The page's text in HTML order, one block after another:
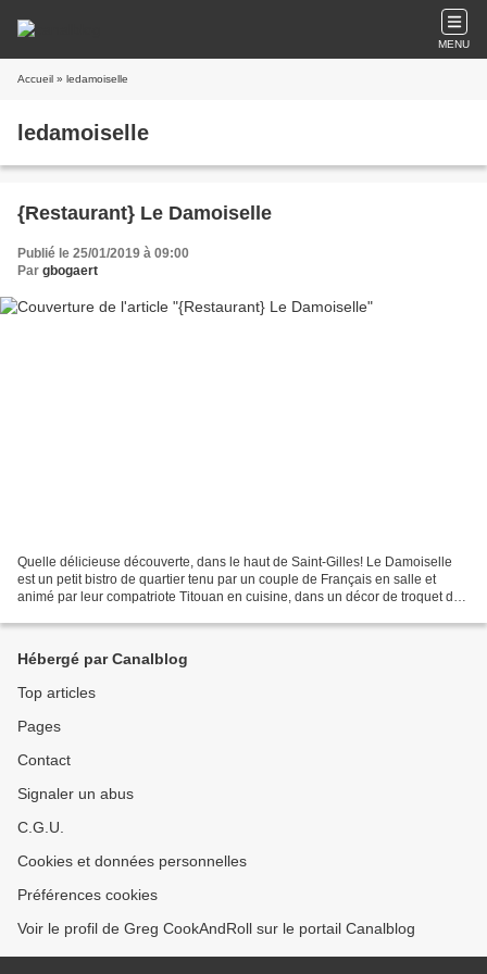
MENU
Accueil » ledamoiselle
ledamoiselle
{Restaurant} Le Damoiselle
Publié le 25/01/2019 à 09:00
Par gbogaert
Quelle délicieuse découverte, dans le haut de Saint-Gilles! Le Damoiselle
est un petit bistro de quartier tenu par un couple de Français en salle et
animé par leur compatriote Titouan en cuisine, dans un décor de troquet de
Hébergé par Canalblog
Top articles
Pages
Contact
Signaler un abus
C.G.U.
Cookies et données personnelles
Préférences cookies
Voir le profil de Greg CookAndRoll sur le portail Canalblog